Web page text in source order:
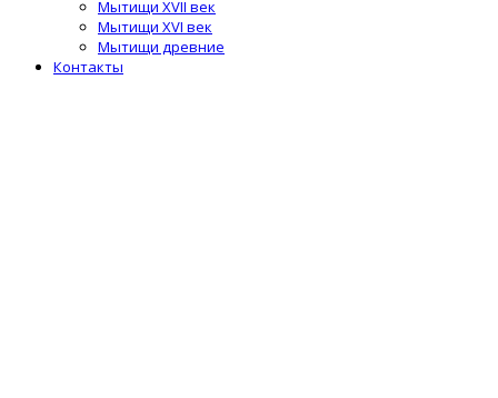
Мытищи XVII век
Мытищи XVI век
Мытищи древние
Контакты